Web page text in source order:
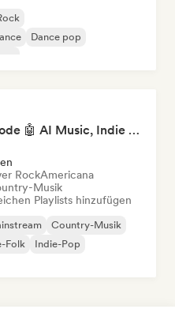
Dance pop
Pop Machine Mode 🤖 AI Music, Indie Pop & Dream Pop
RockAmericana
Musik
Playlists hinzufügen
Country-Musik
Folk
Indie-Pop